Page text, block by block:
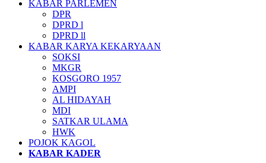
KABAR PARLEMEN
DPR
DPRD l
DPRD ll
KABAR KARYA KEKARYAAN
SOKSI
MKGR
KOSGORO 1957
AMPI
AL HIDAYAH
MDI
SATKAR ULAMA
HWK
POJOK KAGOL
KABAR KADER